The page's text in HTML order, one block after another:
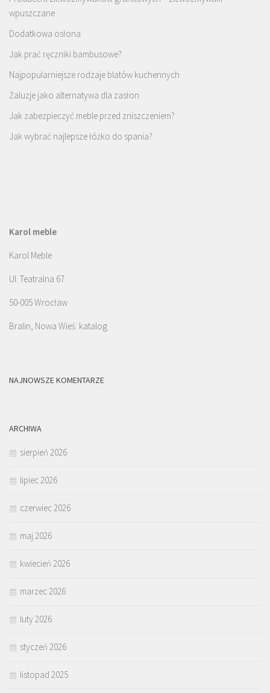
wpuszczane
Dodatkowa osłona
Jak prać ręczniki bambusowe?
Najpopularniejsze rodzaje blatów kuchennych
Żaluzje jako alternatywa dla zasłon
Jak zabezpieczyć meble przed zniszczeniem?
Jak wybrać najlepsze łóżko do spania?
Karol meble
Karol Meble
Ul. Teatralna 67
50-005 Wrocław
Bralin, Nowa Wieś: katalog
NAJNOWSZE KOMENTARZE
ARCHIWA
sierpień 2026
lipiec 2026
czerwiec 2026
maj 2026
kwiecień 2026
marzec 2026
luty 2026
styczeń 2026
listopad 2025